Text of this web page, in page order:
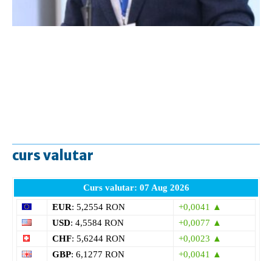
curs valutar
Curs valutar: 07 Aug 2026
EUR: 5,2554 RON
+0,0041 ▲
USD: 4,5584 RON
+0,0077 ▲
CHF: 5,6244 RON
+0,0023 ▲
GBP: 6,1277 RON
+0,0041 ▲